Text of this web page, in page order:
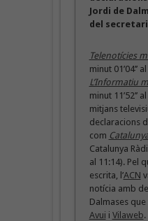
Jordi de
del secretari
Telenotícies
minut 01’04’’ al
L’Informatiu
minut 11’52’’
mitjans
declaracions
com
Catalunya
al 11:14). Pel
escrita, l’ACN
notícia amb
Dalmases
Avui i Vilaweb.